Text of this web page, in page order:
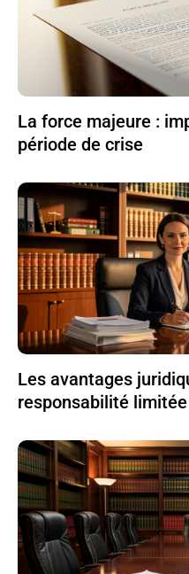
La force majeure :
période de crise
Les avantages
responsabilité limitée